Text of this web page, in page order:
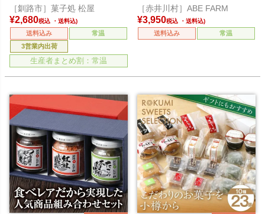
［釧路市］菓子処 松屋
¥2,680税込
送料込み
常温
3営業内出荷
生産者まとめ割：常温
［赤井川村］ABE FARM
¥3,950税込
送料込み 常温